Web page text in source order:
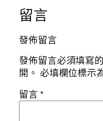
留言
發佈留言
發佈留言必須填寫
開。 必填欄位標示
留言*